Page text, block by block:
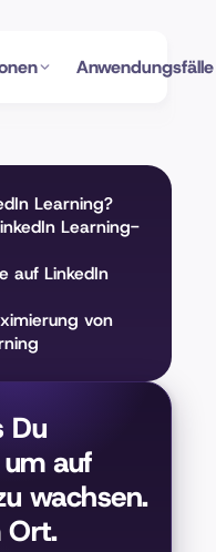
Anwendungsfälle
Learning?
Learning-
auf LinkedIn
von
Du
auf
wachsen.
Ort.